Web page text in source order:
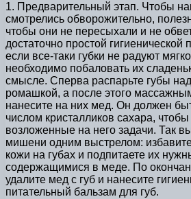
1. Предварительный этап. Чтобы
смотрелись обворожительно,
чтобы они не пересыхали и не
достаточно простой
если все-таки губки не радуют
необходимо побаловать их
смысле. Сперва распарьте губы
ромашкой, а после этого
нанесите на них мед. Он должен
числом кристалликов сахара,
возложенные на него задачи. Так
мишени одним выстрелом:
кожи на губах и подпитаете их
содержащимися в меде. По
удалите мед с губ и нанесите
питательный бальзам для губ.